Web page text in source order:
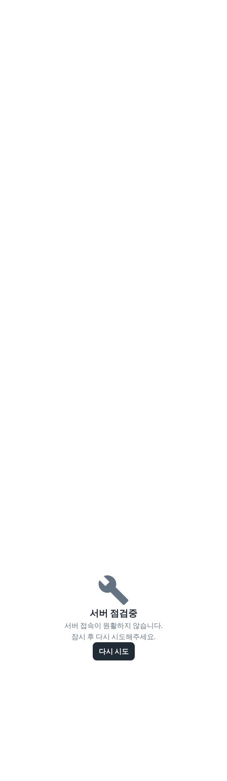
서버 점검중
서버 접속이 원활하지 않습니다.
잠시 후 다시 시도해주세요.
다시 시도